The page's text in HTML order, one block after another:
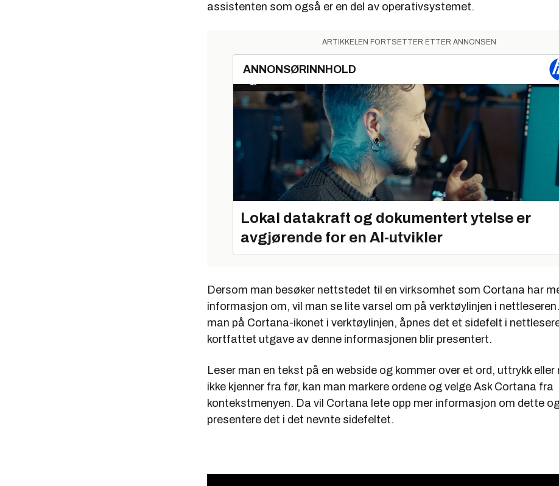
assistenten som også er en del av operativsystemet.
ARTIKKELEN FORTSETTER ETTER ANNONSEN
ANNONSØRINNHOLD
Lokal datakraft og dokumentert ytelse er
avgjørende for en AI-utvikler
Dersom man besøker nettstedet til en virksomhet som Cortana har
informasjon om, vil man se lite varsel om på verktøylinjen i
man på Cortana-ikonet i verktøylinjen, åpnes det et sidefelt i
kortfattet utgave av denne informasjonen blir presentert.
Leser man en tekst på en webside og kommer over et ord, uttrykk eller
ikke kjenner fra før, kan man markere ordene og velge Ask Cortana fra
kontekstmenyen. Da vil Cortana lete opp mer informasjon om dette
presentere det i det nevnte sidefeltet.